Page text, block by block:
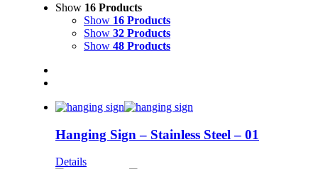
Show 16 Products
Show 16 Products
Show 32 Products
Show 48 Products
Hanging Sign – Stainless Steel – 01
Details